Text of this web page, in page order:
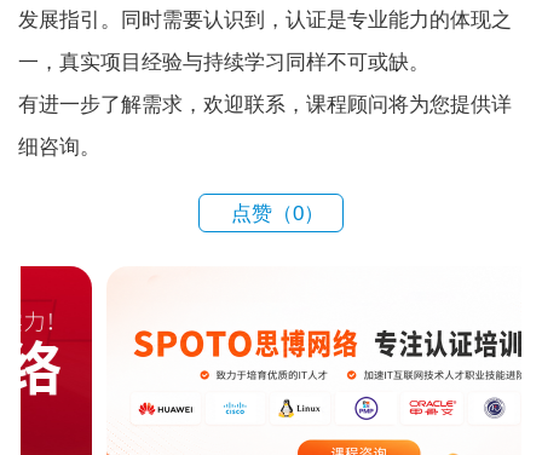
发展指引。同时需要认识到，认证是专业能力的体现之
一，真实项目经验与持续学习同样不可或缺。
有进一步了解需求，欢迎联系，课程顾问将为您提供详
细咨询。
点赞（0）